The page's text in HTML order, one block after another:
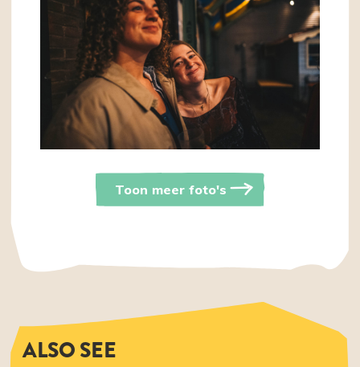
Toon meer foto's
ALSO SEE